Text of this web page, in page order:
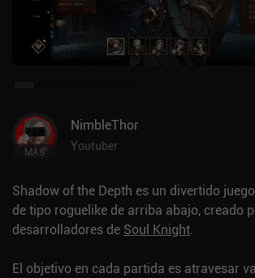
MÁS
NimbleThor
Youtuber
Shadow of the Depth es un divertido
de tipo roguelike de arriba abajo, creado
desarrolladores de Soul Knight.
El objetivo en cada partida es atravesar